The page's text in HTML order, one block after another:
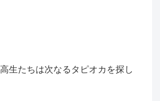
生たちは次なるタピオカを探し